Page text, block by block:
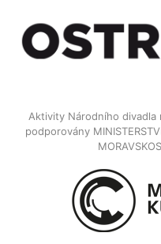
Aktivity Národního
podporovány